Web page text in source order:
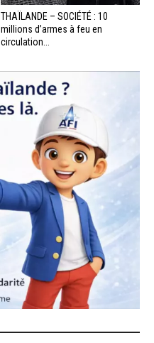
THAÏLANDE – SOCIÉTÉ : 10
millions d’armes à feu en
circulation...